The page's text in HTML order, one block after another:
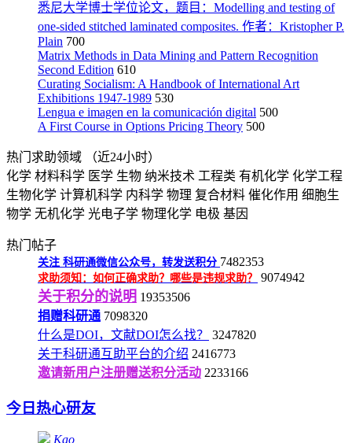
悉尼大学博士学位论文，题目：Modelling and testing of
one-sided stitched laminated composites. 作者：Kristopher P.
Plain 700
Matrix Methods in Data Mining and Pattern Recognition
Second Edition 610
Curating Socialism: A Handbook of International Art
Exhibitions 1947-1989 530
Lengua e imagen en la comunicación digital 500
A First Course in Options Pricing Theory 500
热门求助领域
（近24小时）
化学 材料科学 医学 生物 纳米技术 工程类 有机化学 化学工程
生物化学 计算机科学 内科学 物理 复合材料 催化作用 细胞生
物学 无机化学 光电子学 物理化学 电极 基因
热门帖子
关注 科研通微信公众号，转发送积分 7482353
求助须知：如何正确求助？哪些是违规求助？ 9074942
关于积分的说明 19353506
捐赠科研通 7098320
什么是DOI，文献DOI怎么找？
3247820
关于科研通互助平台的介绍 2416773
邀请新用户注册赠送积分活动 2233166
今日热心研友
Kao